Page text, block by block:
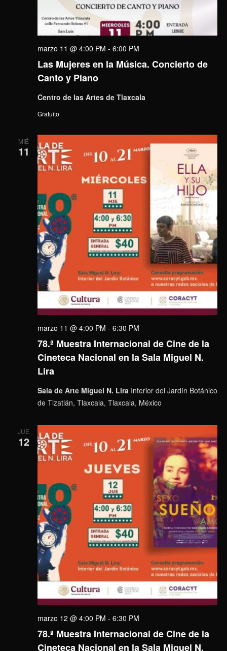
Las Mujeres en la Música. Concierto de
Canto y Piano
marzo 11 @ 4:00 PM - 6:00 PM
Centro de las Artes de Tlaxcala
Gratuito
MIÉ
11
78.ª Muestra Internacional de Cine de la
Cineteca Nacional en la Sala Miguel N.
Lira
marzo 11 @ 4:00 PM - 6:30 PM
Sala de Arte Miguel N. Lira Interior del Jardín Botánico
de Tizatlán, Tlaxcala, Tlaxcala, México
JUE
12
78.ª Muestra Internacional de Cine de la
Cineteca Nacional en la Sala Miguel N.
marzo 12 @ 4:00 PM - 6:30 PM